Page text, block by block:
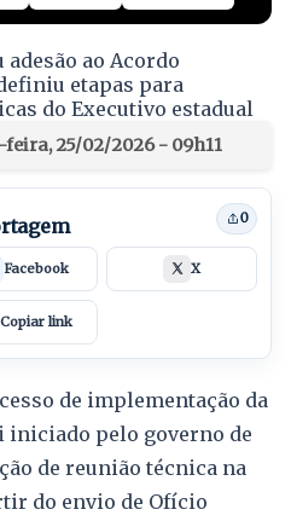
ao Acordo
etapas para
do Executivo estadual
25/02/2026 - 09h11
0
Facebook X
Copiar link
de implementação da
iniciado pelo governo de
de reunião técnica na
do envio de Ofício